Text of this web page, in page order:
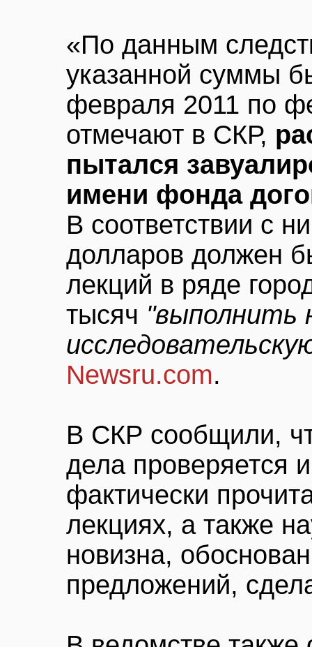
«По данным
указанной суммы
февраля 2011 по
отмечают в СКР,
пытался
имени фонда
В соответствии с
долларов должен
лекций в ряде
тысяч "выполнить
Newsru.com.
В СКР сообщили,
дела проверяется
фактически
лекциях, а также
новизна,
предложений,